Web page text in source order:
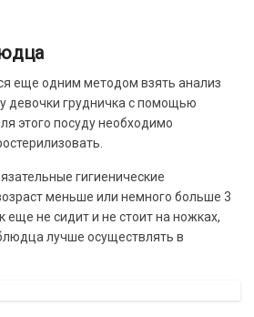
еще одним методом взять анализ
девочки грудничка с помощью
этого посуду необходимо
гигиенические
меньше или немного больше 3
еще не сидит и не стоит на ножках,
лучше осуществлять в